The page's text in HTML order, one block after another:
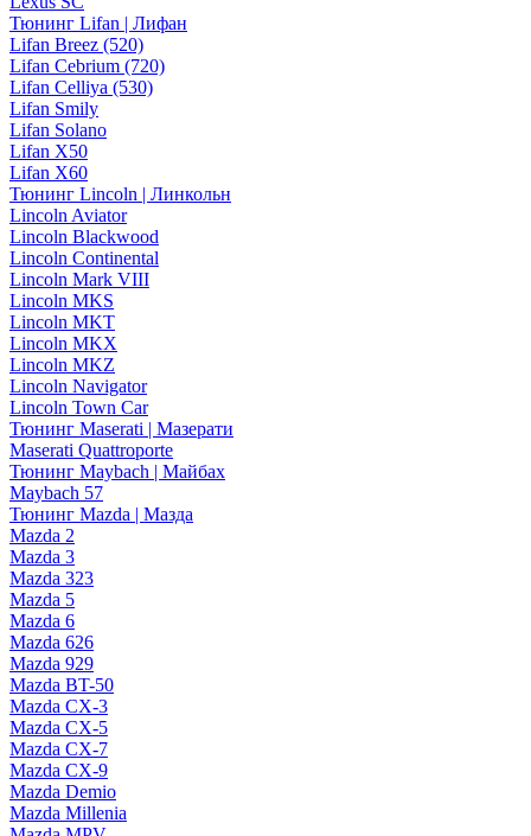
Тюнинг Lifan | Лифан
Lifan Breez (520)
Lifan Cebrium (720)
Lifan Celliya (530)
Lifan Smily
Lifan Solano
Lifan X50
Lifan X60
Тюнинг Lincoln | Линкольн
Lincoln Aviator
Lincoln Blackwood
Lincoln Continental
Lincoln Mark VIII
Lincoln MKS
Lincoln MKT
Lincoln MKX
Lincoln MKZ
Lincoln Navigator
Lincoln Town Car
Тюнинг Maserati | Мазерати
Maserati Quattroporte
Тюнинг Maybach | Майбах
Maybach 57
Тюнинг Mazda | Мазда
Mazda 2
Mazda 3
Mazda 323
Mazda 5
Mazda 6
Mazda 626
Mazda 929
Mazda BT-50
Mazda CX-3
Mazda CX-5
Mazda CX-7
Mazda CX-9
Mazda Demio
Mazda Millenia